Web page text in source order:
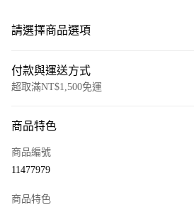
請選擇商品選項
付款與運送方式
超取滿NT$1,500免運
信用卡一次付款
商品特色
商品編號
11477979
商品特色